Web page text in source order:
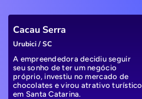
Cacau Serra
Urubici / SC
A empreendedora decidiu seguir
seu sonho de ter um negócio
próprio, investiu no mercado de
chocolates e virou atrativo turístico
em Santa Catarina.